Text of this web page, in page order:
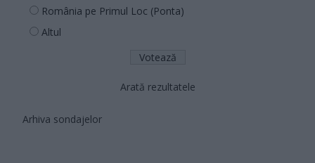
România pe Primul Loc (Ponta)
Altul
Arată rezultatele
Arhiva sondajelor